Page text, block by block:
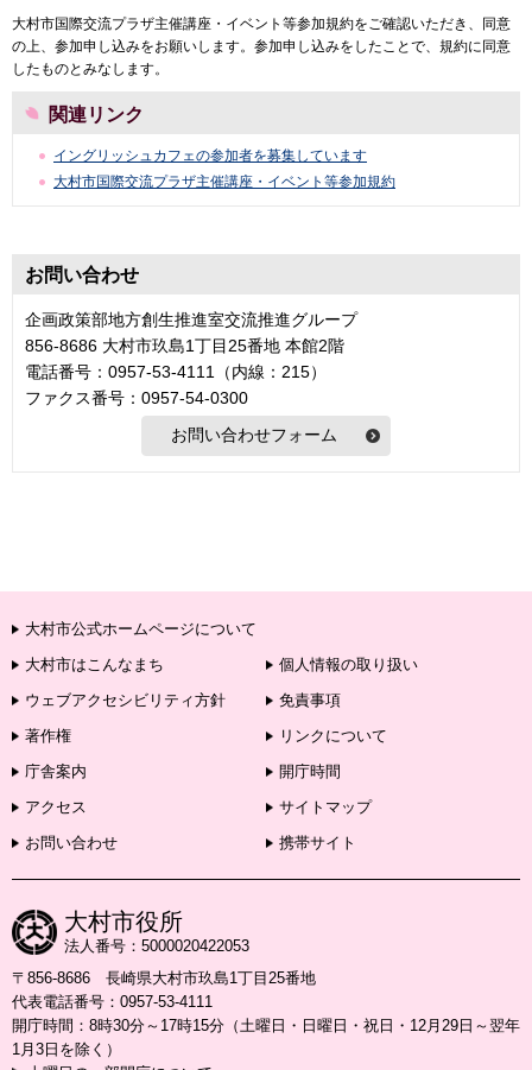
大村市国際交流プラザ主催講座・イベント等参加規約をご確認いただき、同意
の上、参加申し込みをお願いします。参加申し込みをしたことで、規約に同意
したものとみなします。
関連リンク
イングリッシュカフェの参加者を募集しています
大村市国際交流プラザ主催講座・イベント等参加規約
お問い合わせ
企画政策部地方創生推進室交流推進グループ
856-8686 大村市玖島1丁目25番地 本館2階
電話番号：0957-53-4111（内線：215）
ファクス番号：0957-54-0300
大村市公式ホームページについて
大村市はこんなまち
個人情報の取り扱い
ウェブアクセシビリティ方針
免責事項
著作権
リンクについて
庁舎案内
開庁時間
アクセス
サイトマップ
お問い合わせ
携帯サイト
大村市役所
法人番号：5000020422053
〒856-8686 長崎県大村市玖島1丁目25番地
代表電話番号：0957-53-4111
開庁時間：8時30分～17時15分（土曜日・日曜日・祝日・12月29日～翌年
1月3日を除く）